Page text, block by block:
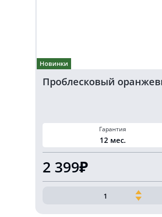
Новинки
Проблесковый
Гарантия
12 мес.
2 399₽
Количество